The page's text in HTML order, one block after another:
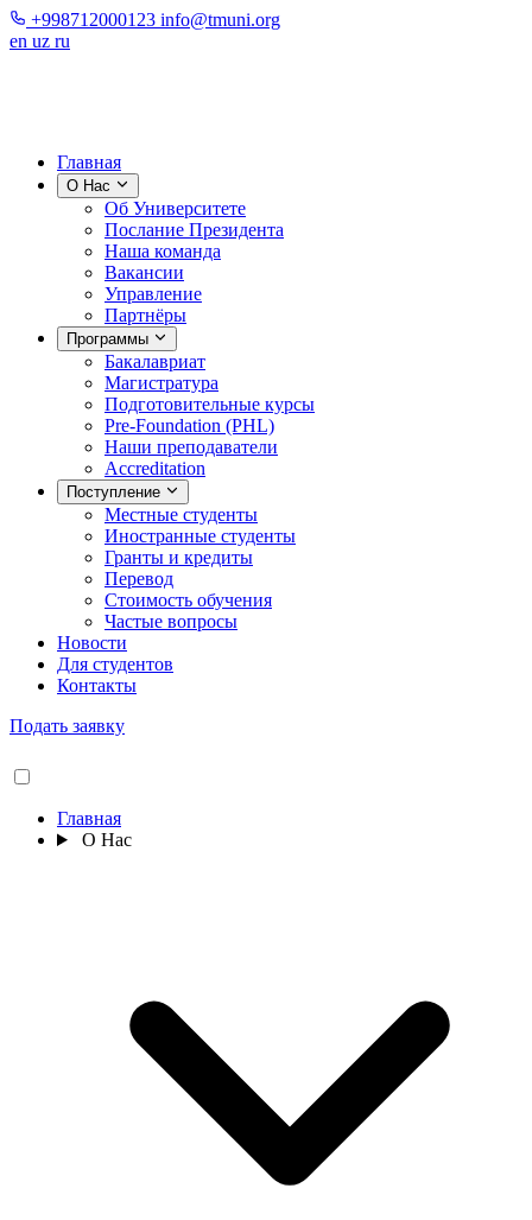
+998712000123 info@tmuni.org
en uz ru
Главная
О Нас
Об Университете
Послание Президента
Наша команда
Вакансии
Управление
Партнёры
Программы
Бакалавриат
Магистратура
Подготовительные курсы
Pre-Foundation (PHL)
Наши преподаватели
Accreditation
Поступление
Местные студенты
Иностранные студенты
Гранты и кредиты
Перевод
Стоимость обучения
Частые вопросы
Новости
Для студентов
Контакты
Подать заявку
Главная
О Нас